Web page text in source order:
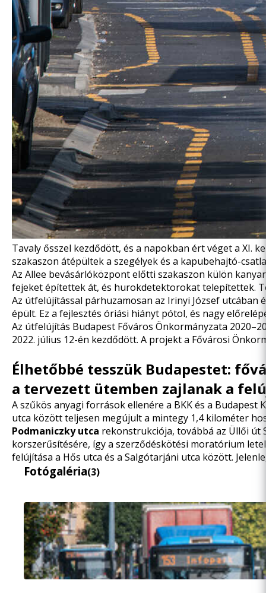
Tavaly ősszel kezdődött, és a napokban ért véget a XI.
szakaszon átépültek a szegélyek és a kapubehajtó-
Az Allee bevásárlóközpont előtti szakaszon külön
fejeket építettek át, és hurokdetektorokat telepítettek.
Az útfelújítással párhuzamosan az Irinyi József
épült. Ez a fejlesztés óriási hiányt pótol, és nagy
Az útfelújítás Budapest Főváros Önkormányzata
2022. július 12-én kezdődött. A projekt a Fővárosi
Élhetőbbé tesszük Budapestet:
a tervezett ütemben zajlanak a
A szűkös anyagi források ellenére a BKK és a
utca között teljesen megújult a mintegy 1,4 kilométer
Podmaniczky utca rekonstrukciója, továbbá az Üllői út
korszerűsítésére, így a szerződéskötési moratórium
felújítása a Hős utca és a Salgótarjáni utca között.
Fotógaléria(3)